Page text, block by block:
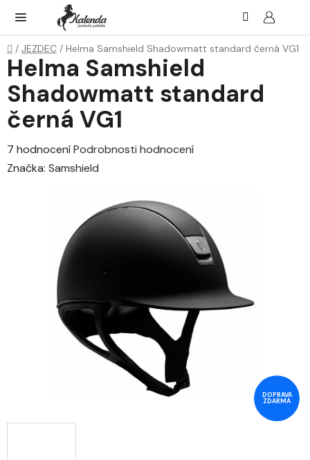
obsah
Domů
/ JEZDEC / Helma Samshield Shadowmatt standard černá VG1
Helma Samshield
Shadowmatt standard
černá VG1
Průměrné
hodnocení
hvězdiček.
7 hodnoceníPodrobnosti hodnocení
Značka: Samshield
DOPRAVA
ZDARMA